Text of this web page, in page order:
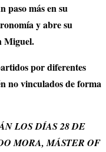
paso más en su
y abre su
Miguel.
por diferentes
no vinculados de forma
LOS DÍAS 28 DE
MORA, MÁSTER OF